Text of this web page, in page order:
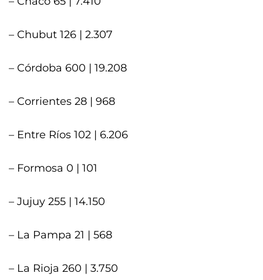
– Chubut 126 | 2.307
– Córdoba 600 | 19.208
– Corrientes 28 | 968
– Entre Ríos 102 | 6.206
– Formosa 0 | 101
– Jujuy 255 | 14.150
– La Pampa 21 | 568
– La Rioja 260 | 3.750